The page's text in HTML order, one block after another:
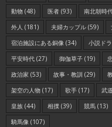
動物 (48) 医者 (93) 南北朝時
外人 (181) 夫婦カップル (59)
宿泊施設にある銅像 (34) 小説ド
平安時代 (27) 御伽草子 (19)
政治家 (53) 故事・教訓 (29)
架空の人物 (17) 歌手 (17) 武
皇族 (44) 相撲 (39) 競馬 (13)
騎馬像 (107)